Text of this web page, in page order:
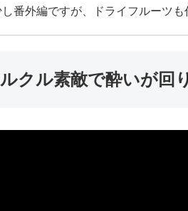
し番外編ですが、ドライフルーツ
クル素敵で酔いが回